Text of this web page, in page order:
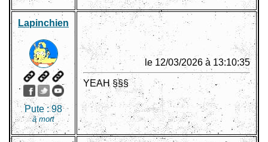
Lapinchien
Pute :98
à mort
le 12/03/2026 à 13:10:35
YEAH §§§